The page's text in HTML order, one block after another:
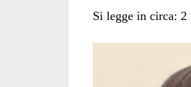
Si legge in circa: 2